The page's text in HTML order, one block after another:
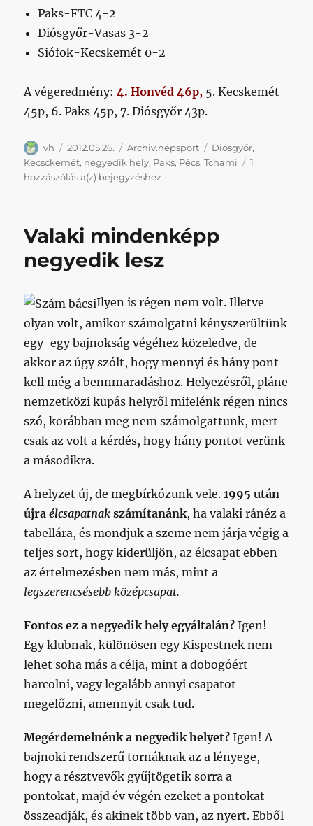
Paks-FTC 4-2
Diósgyőr-Vasas 3-2
Siófok-Kecskemét 0-2
A végeredmény:4. Honvéd 46p, 5. Kecskemét
45p, 6. Paks 45p, 7. Diósgyőr 43p.
Szerző
vh Közzétéve
2012.05.26. Kategória
Archiv.népsport Címke
Diósgyőr,
Kecsckemét, negyedik hely, Paks, Pécs,Tchami
1
hozzászólás a(z) Percről-
helyért
bejegyzéshez
Valaki mindenképp
negyedik lesz
Ilyen is régen nem volt. Illetve
olyan volt, amikor számolgatni kényszerültünk
egy-egy bajnokság végéhez közeledve, de
akkor az úgy szólt, hogy mennyi és hány pont
kell még a bennmaradáshoz. Helyezésről, pláne
nemzetközi kupás helyről mifelénk régen nincs
szó, korábban meg nem számolgattunk, mert
csak az volt a kérdés, hogy hány pontot verünk
a másodikra.
A helyzet új, de megbírkózunk vele.1995 után
újraélcsapatnakszámítanánk, ha valaki ránéz a
tabellára, és mondjuk a szeme nem járja végig a
teljes sort, hogy kiderüljön, az élcsapat ebben
az értelmezésben nem más, mint a
legszerencsésebb középcsapat.
Fontos ez a negyedik hely egyáltalán? Igen!
Egy klubnak, különösen egy Kispestnek nem
lehet soha más a célja, mint a dobogóért
harcolni, vagy legalább annyi csapatot
megelőzni, amennyit csak tud.
Megérdemelnénk a negyedik helyet?Igen! A
bajnoki rendszerű tornáknak az a lényege,
hogy a résztvevők gyűjtögetik sorra a
pontokat, majd év végén ezeket a pontokat
összeadják, és akinek több van, az nyert. Ebből